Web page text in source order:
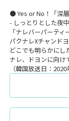
● Yes or No！「深
- しっとりとした夜
「ナレバーパーテ
パクナレXチャンド
どこでも明らかにし
ナレ、ドヨンに向け
（韓国放送日：2020